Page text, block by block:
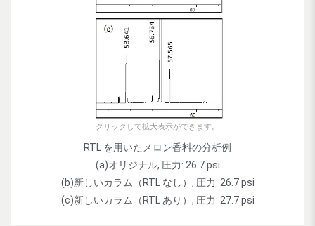
クリックして拡大表示ができます。
RTL を用いたメロン香料の分析例
(a)オリジナル, 圧力: 26.7 psi
(b)新しいカラム（RTL なし）, 圧力: 26.7 psi
(c)新しいカラム（RTL あり）, 圧力: 27.7 psi